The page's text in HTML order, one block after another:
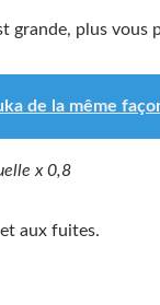
grande, plus vous
de la même
x 0,8
aux fuites.